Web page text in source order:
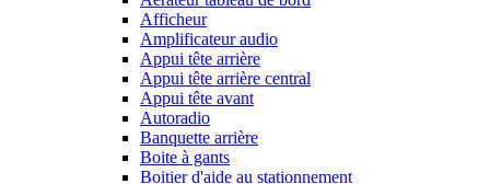
Afficheur
Amplificateur audio
Appui tête arrière
Appui tête arrière central
Appui tête avant
Autoradio
Banquette arrière
Boite à gants
Boitier d'aide au stationnement